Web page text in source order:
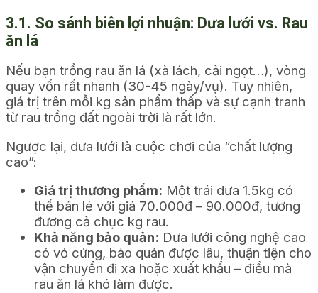
3.1. So sánh biên lợi nhuận: Dưa lưới vs. Rau
ăn lá
Nếu bạn trồng rau ăn lá (xà lách, cải ngọt…), vòng
quay vốn rất nhanh (30-45 ngày/vụ). Tuy nhiên,
giá trị trên mỗi kg sản phẩm thấp và sự cạnh tranh
từ rau trồng đất ngoài trời là rất lớn.
Ngược lại, dưa lưới là cuộc chơi của “chất lượng
cao”:
Giá trị thương phẩm: Một trái dưa 1.5kg có
thể bán lẻ với giá 70.000đ – 90.000đ, tương
đương cả chục kg rau.
Khả năng bảo quản: Dưa lưới công nghệ cao
có vỏ cứng, bảo quản được lâu, thuận tiện cho
vận chuyển đi xa hoặc xuất khẩu – điều mà
rau ăn lá khó làm được.